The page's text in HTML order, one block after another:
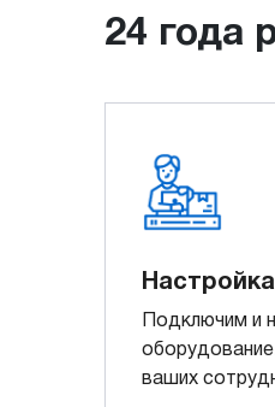
24 года
Подключим и
ваших